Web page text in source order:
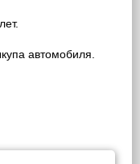
автомобиля.